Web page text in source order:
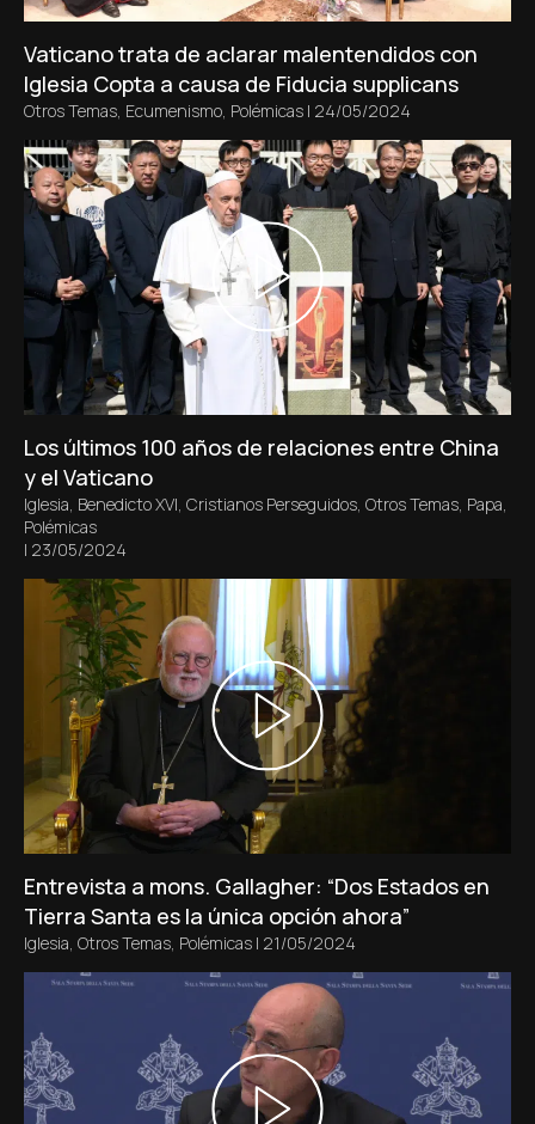
Vaticano trata de aclarar malentendidos con
Iglesia Copta a causa de Fiducia supplicans
Otros Temas, Ecumenismo, Polémicas | 24/05/2024
Los últimos 100 años de relaciones entre China
y el Vaticano
Iglesia, Benedicto XVI, Cristianos Perseguidos, Otros Temas, Papa,
Polémicas
| 23/05/2024
Entrevista a mons. Gallagher: “Dos Estados en
Tierra Santa es la única opción ahora”
Iglesia, Otros Temas, Polémicas | 21/05/2024